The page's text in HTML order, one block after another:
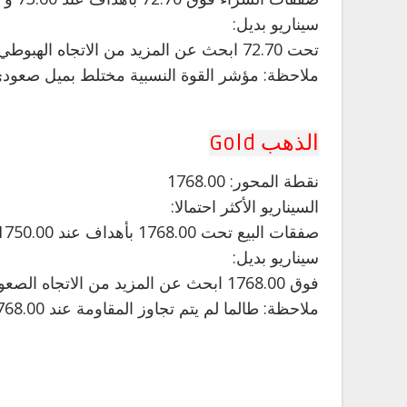
سيناريو بديل:
تحت 72.70 ابحث عن المزيد من الاتجاه الهبوطي مع 72.30 و 71.95 كأهداف.
ملاحظة: مؤشر القوة النسبية مختلط بميل
الذهب Gold
نقطة المحور: 1768.00
السيناريو الأكثر احتمالا:
صفقات البيع تحت 1768.00 بأهداف عند 1750.00 و 1741.00 في التمديد.
سيناريو بديل:
فوق 1768.00 ابحث عن المزيد من الاتجاه الصعودي مع 1779.00 و 1786.00 كأهداف.
ملاحظة: طالما لم يتم تجاوز المقاومة عند 1768.00 ، فإن خطر الاختراق أدنى 1750.00 يظل مرتفعًا.